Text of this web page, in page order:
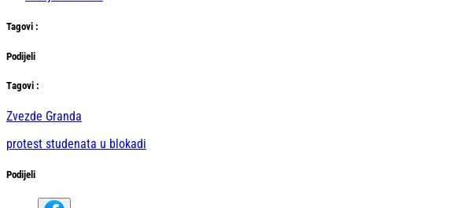
Tagovi :
Podijeli
Тagovi :
Zvezde Granda
protest studenata u blokadi
Podijeli